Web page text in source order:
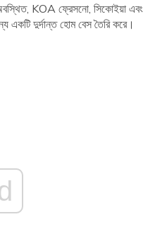
KOA ফ্রেসনো, সিকোইয়া এবং
একটি দুর্দান্ত হোম বেস তৈরি করে।